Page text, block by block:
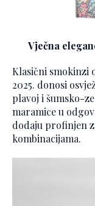
Vječna
Klasični smokinzi
2025. donosi
plavoj i šumsko-
maramice u
dodaju profinjen
kombinacijama.